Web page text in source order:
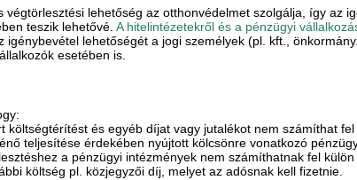
lehetőség az otthonvédelmet szolgálja, így az
teszik lehetővé.A hitelintézetekről és a pénzügyi
igénybevétel lehetőségét a jogi személyek (pl. kft.,
esetében is.
költségtérítést és egyéb díjat vagy jutalékot nem számíthat
teljesítése érdekében nyújtott kölcsönre vonatkozó
a pénzügyi intézmények nem számíthatnak fel
költség pl. közjegyzői díj, melyet az adósnak kell fizetnie.